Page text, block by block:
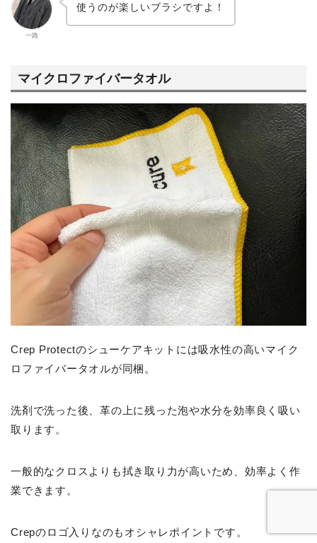
一路
使うのが楽しいブラシですよ！
マイクロファイバータオル
Crep Protectのシューケアキットには吸水性の高いマイク
ロファイバータオルが同梱。
洗剤で洗った後、革の上に残った泡や水分を効率良く吸い
取ります。
一般的なクロスよりも拭き取り力が高いため、効率よく作
業できます。
Crepのロゴ入りなのもオシャレポイントです。